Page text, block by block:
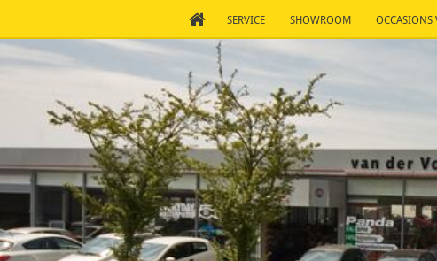
AUTOBEDRIJF
VLAARDINGEN
–
VAN
DER
VOORDE,
SERVICE SHOWROOM OCCASIONS
CONTACT